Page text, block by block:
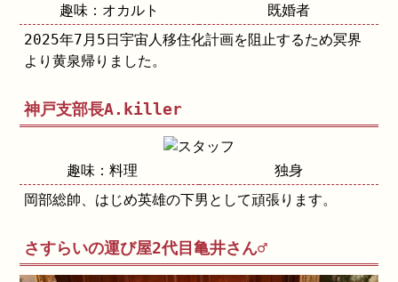
趣味：オカルト
既婚者
2025年7月5日宇宙人移住化計画を阻止するため冥界
より黄泉帰りました。
神戸支部長A.killer
趣味：料理
独身
岡部総帥、はじめ英雄の下男として頑張ります。
さすらいの運び屋2代目亀井さん♂